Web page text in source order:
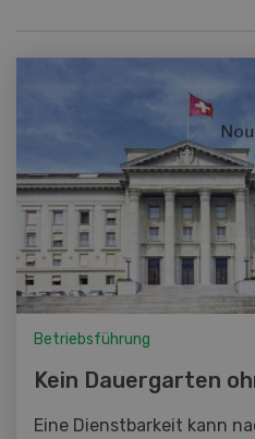
Betriebsführung
Kein Dauergarten
Eine Dienstbarkeit kann